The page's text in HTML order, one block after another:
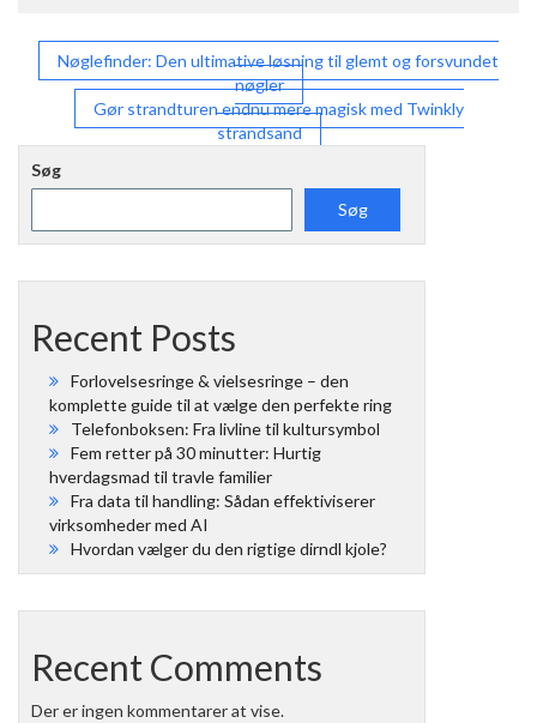
Indlægsnavigation
Nøglefinder: Den ultimative løsning til glemt og forsvundet
nøgler
Gør strandturen endnu mere magisk med Twinkly
strandsand
Søg
Søg
Recent Posts
Forlovelsesringe & vielsesringe – den
komplette guide til at vælge den perfekte ring
Telefonboksen: Fra livline til kultursymbol
Fem retter på 30 minutter: Hurtig
hverdagsmad til travle familier
Fra data til handling: Sådan effektiviserer
virksomheder med AI
Hvordan vælger du den rigtige dirndl kjole?
Recent Comments
Der er ingen kommentarer at vise.